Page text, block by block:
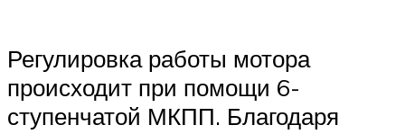
Регулировка работы мотора
происходит при помощи 6-
ступенчатой МКПП. Благодаря